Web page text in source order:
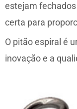
estejam
certa para
O pitão espiral é
inovação e a